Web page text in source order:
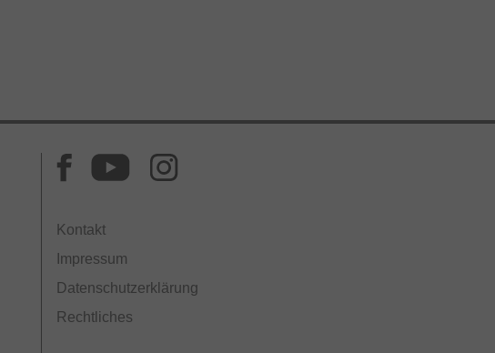
Kontakt
Impressum
Datenschutzerklärung
Rechtliches